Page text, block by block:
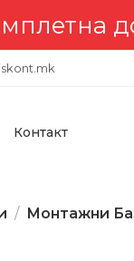
Контакт
Монтажни